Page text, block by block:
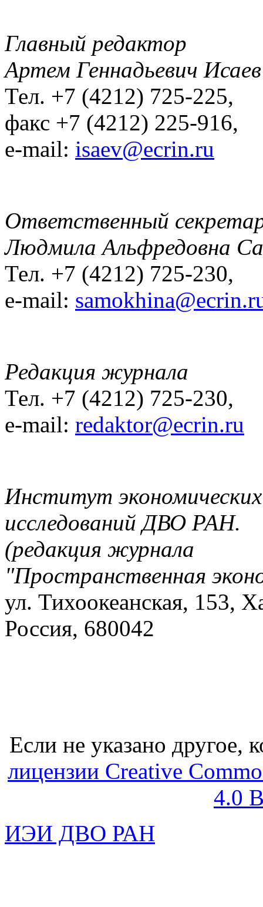
Главный редактор
Артем Геннадьевич Исаев
Тел. +7 (4212) 725-225,
факс +7 (4212) 225-916,
e-mail: isaev@ecrin.ru
Ответственный
Людмила Альфредовна
Тел. +7 (4212) 725-230,
e-mail:
Редакция журнала
Тел. +7 (4212) 725-230,
e-mail: redaktor@ecrin.ru
Институт экономических
исследований ДВО РАН.
(редакция журнала
"Пространственная
ул. Тихоокеанская, 153,
Россия, 680042
Если не указано другое,
лицензии Creative
4.0
ИЭИ ДВО РАН